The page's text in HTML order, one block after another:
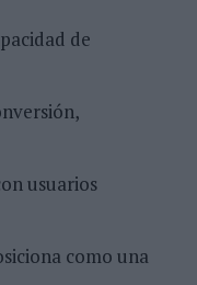
de
usuarios
como una